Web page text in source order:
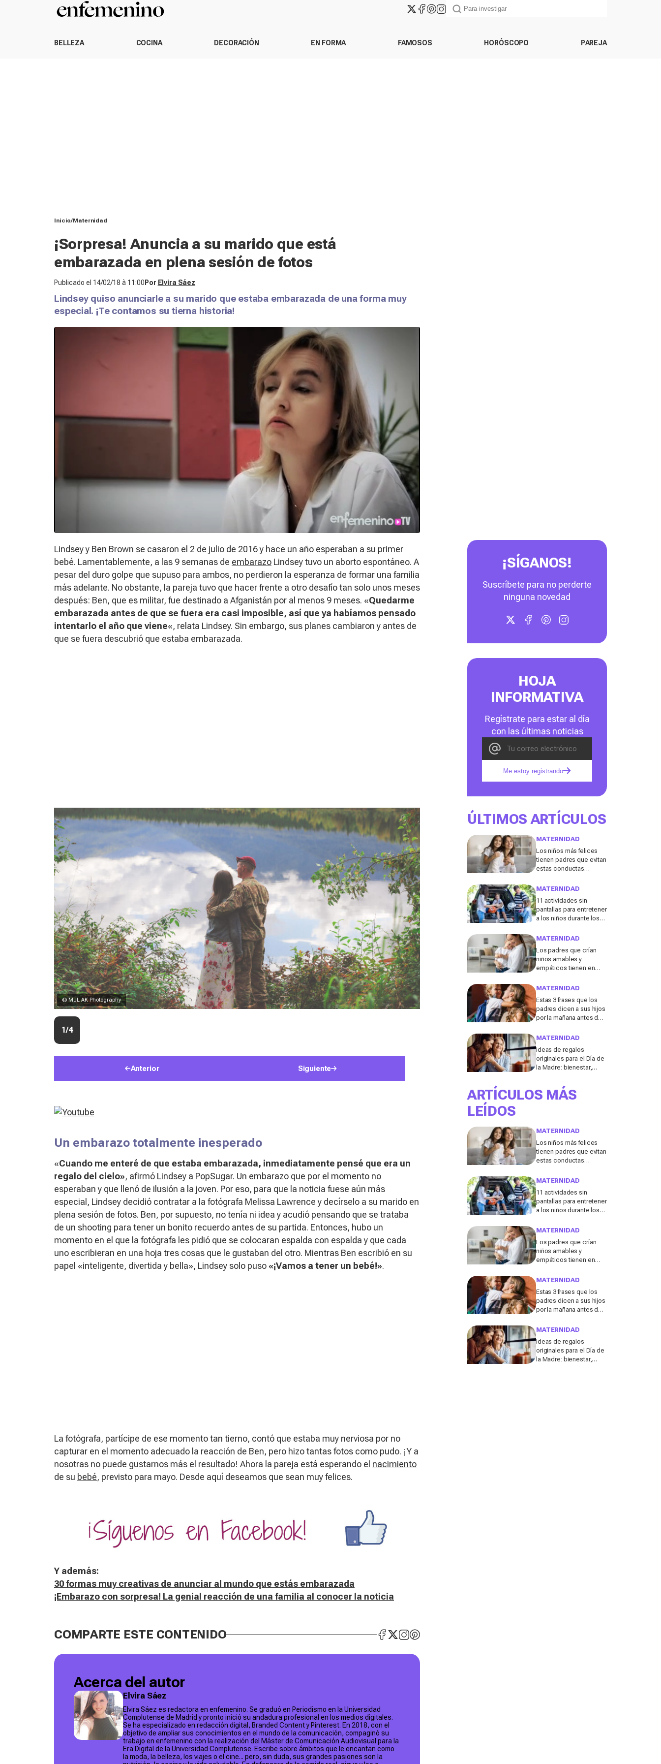
BELLEZA COCINA DECORACIÓN EN FORMA FAMOSOS HORÓSCOPO PAREJA
Inicio Maternidad
¡Sorpresa! Anuncia a su marido que está
embarazada en plena sesión de fotos
Publicado el 14/02/18 à 11:00 Por Elvira Sáez
Lindsey quiso anunciarle a su marido que estaba embarazada de una forma muy
especial. ¡Te contamos su tierna historia!
Lindsey y Ben Brown se casaron el 2 de julio de 2016 y hace un año esperaban a su primer
bebé. Lamentablemente, a las 9 semanas de embarazo Lindsey tuvo un aborto espontáneo. A
pesar del duro golpe que supuso para ambos, no perdieron la esperanza de formar una familia
más adelante. No obstante, la pareja tuvo que hacer frente a otro desafío tan solo unos meses
después: Ben, que es militar, fue destinado a Afganistán por al menos 9 meses. «Quedarme
embarazada antes de que se fuera era casi imposible, así que ya habíamos pensado
intentarlo el año que viene«, relata Lindsey. Sin embargo, sus planes cambiaron y antes de
que se fuera descubrió que estaba embarazada.
© MJL AK Photography
1/4
Anterior Siguiente
Un embarazo totalmente inesperado
«Cuando me enteré de que estaba embarazada, inmediatamente pensé que era un
regalo del cielo», afirmó Lindsey a PopSugar. Un embarazo que por el momento no
esperaban y que llenó de ilusión a la joven. Por eso, para que la noticia fuese aún más
especial, Lindsey decidió contratar a la fotógrafa Melissa Lawrence y decírselo a su marido en
plena sesión de fotos. Ben, por supuesto, no tenía ni idea y acudió pensando que se trataba
de un shooting para tener un bonito recuerdo antes de su partida. Entonces, hubo un
momento en el que la fotógrafa les pidió que se colocaran espalda con espalda y que cada
uno escribieran en una hoja tres cosas que le gustaban del otro. Mientras Ben escribió en su
papel «inteligente, divertida y bella», Lindsey solo puso «¡Vamos a tener un bebé!».
La fotógrafa, partícipe de ese momento tan tierno, contó que estaba muy nerviosa por no
capturar en el momento adecuado la reacción de Ben, pero hizo tantas fotos como pudo. ¡Y a
nosotras no puede gustarnos más el resultado! Ahora la pareja está esperando el nacimiento
de su bebé, previsto para mayo. Desde aquí deseamos que sean muy felices.
Y además:
30 formas muy creativas de anunciar al mundo que estás embarazada
¡Embarazo con sorpresa! La genial reacción de una familia al conocer la noticia
COMPARTE ESTE CONTENIDO
Acerca del autor
Elvira Sáez
Elvira Sáez es redactora en enfemenino. Se graduó en Periodismo en la Universidad
Complutense de Madrid y pronto inició su andadura profesional en los medios digitales.
Se ha especializado en redacción digital, Branded Content y Pinterest. En 2018, con el
objetivo de ampliar sus conocimientos en el mundo de la comunicación, compaginó su
trabajo en enfemenino con la realización del Máster de Comunicación Audiovisual para la
Era Digital de la Universidad Complutense. Escribe sobre ámbitos que le encantan como
la moda, la belleza, los viajes o el cine... pero, sin duda, sus grandes pasiones son la
¡SÍGANOS!
Suscríbete para no perderte
ninguna novedad
HOJA
INFORMATIVA
Regístrate para estar al día
con las últimas noticias
Me estoy registrando
ÚLTIMOS ARTÍCULOS
MATERNIDAD
Los niños más felices
tienen padres que evitan
estas conductas
menudo se consideran
expertos
MATERNIDAD
11 actividades sin
pantallas para entretener
a los niños durante los
coche, tren o avión
MATERNIDAD
Los padres que crían
niños amables y
empáticos tienen en
según un experto en
MATERNIDAD
Estas 3 frases que los
padres dicen a sus hijos
por la mañana antes de ir
molestar a los
MATERNIDAD
Ideas de regalos
originales para el Día de
la Madre: bienestar,
para compartir con ella
ARTÍCULOS MÁS
LEÍDOS
MATERNIDAD
Los niños más felices
tienen padres que evitan
estas conductas
menudo se consideran
expertos
MATERNIDAD
11 actividades sin
pantallas para entretener
a los niños durante los
coche, tren o avión
MATERNIDAD
Los padres que crían
niños amables y
empáticos tienen en
según un experto en
MATERNIDAD
Estas 3 frases que los
padres dicen a sus hijos
por la mañana antes de ir
molestar a los
MATERNIDAD
Ideas de regalos
originales para el Día de
la Madre: bienestar,